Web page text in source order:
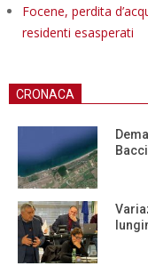
Focene, perdita
residenti esasperati
CRONACA